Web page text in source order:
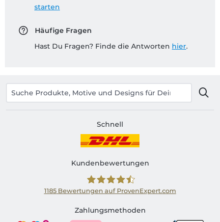
starten
Häufige Fragen
Hast Du Fragen? Finde die Antworten hier.
Schnell
Kundenbewertungen
Shirtinator AT
1185Bewertungen auf ProvenExpert.com
Zahlungsmethoden